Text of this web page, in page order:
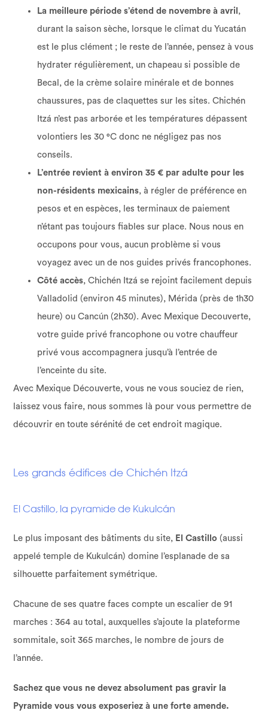
La meilleure période s’étend de novembre à avril ,
durant la saison sèche, lorsque le climat du Yucatán
est le plus clément ; le reste de l’année, pensez à vous
hydrater régulièrement, un chapeau si possible de
Becal, de la crème solaire minérale et de bonnes
chaussures, pas de claquettes sur les sites. Chichén
Itzá n’est pas arborée et les températures dépassent
volontiers les 30 °C donc ne négligez pas nos
conseils.
L’entrée revient à environ 35 € par adulte pour les
non-résidents mexicains, à régler de préférence en
pesos et en espèces, les terminaux de paiement
n’étant pas toujours fiables sur place. Nous nous en
occupons pour vous, aucun problème si vous
voyagez avec un de nos guides privés francophones.
Côté accès, Chichén Itzá se rejoint facilement depuis
Valladolid (environ 45 minutes), Mérida (près de 1h30
heure) ou Cancún (2h30). Avec Mexique Decouverte,
votre guide privé francophone ou votre chauffeur
privé vous accompagnera jusqu’à l’entrée de
l’enceinte du site.
Avec Mexique Découverte, vous ne vous souciez de rien,
laissez vous faire, nous sommes là pour vous permettre de
découvrir en toute sérénité de cet endroit magique.
Les grands édifices de Chichén Itzá
El Castillo, la pyramide de Kukulcán
Le plus imposant des bâtiments du site, El Castillo (aussi
appelé temple de Kukulcán) domine l’esplanade de sa
silhouette parfaitement symétrique.
Chacune de ses quatre faces compte un escalier de 91
marches : 364 au total, auxquelles s’ajoute la plateforme
sommitale, soit 365 marches, le nombre de jours de
l’année.
Sachez que vous ne devez absolument pas gravir la
Pyramide vous vous exposeriez à une forte amende.